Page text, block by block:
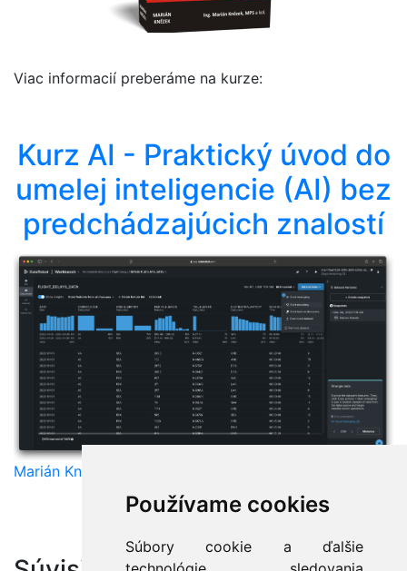
Používame cookies
Súbory cookie a ďalšie
Viac informacií preberáme na kurze:
Kurz AI - Praktický úvod do
umelej inteligencie (AI) bez
predchádzajúcich znalostí
Marián Knězek